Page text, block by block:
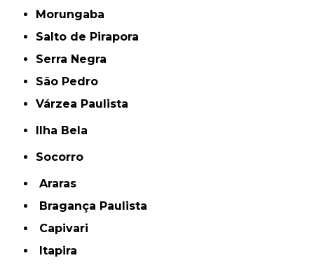
Morungaba
Salto de Pirapora
Serra Negra
São Pedro
Várzea Paulista
Ilha Bela
Socorro
Araras
Bragança Paulista
Capivari
Itapira